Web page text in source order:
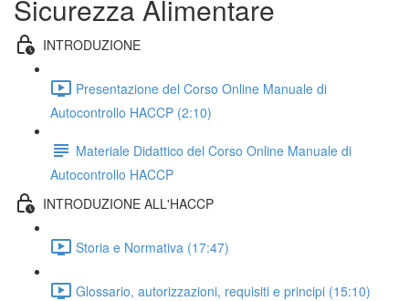
Sicurezza Alimentare
INTRODUZIONE
Presentazione del Corso Online Manuale di
Autocontrollo HACCP (2:10)
Materiale Didattico del Corso Online Manuale di
Autocontrollo HACCP
INTRODUZIONE ALL'HACCP
Storia e Normativa (17:47)
Glossario, autorizzazioni, requisiti e principi (15:10)